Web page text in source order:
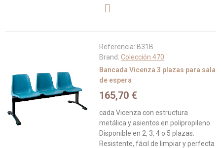
Referencia: B31B
Brand:Colección 470
Bancada Vicenza 3 plazas para sala
de espera
165,70 €
cada Vicenza con estructura
metálica y asientos en polipropileno.
Disponible en 2, 3, 4 o 5 plazas.
Resistente, fácil de limpiar y perfecta